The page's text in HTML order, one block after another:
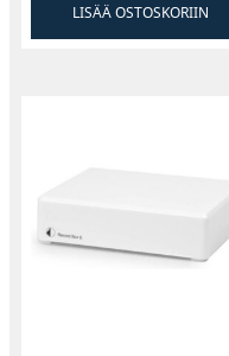
LISÄÄ OSTOSKORIIN